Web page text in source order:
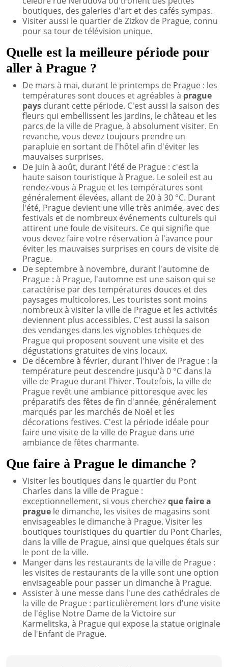
boutiques, des galeries d'art et des cafés sympas.
Visiter aussi le quartier de Zizkov de Prague, connu
pour sa tour de télévision unique.
Quelle est la meilleure période pour
aller à Prague ?
De mars à mai, durant le printemps de Prague : les
températures sont douces et agréables à prague
pays durant cette période. C'est aussi la saison des
fleurs qui embellissent les jardins, le château et les
parcs de la ville de Prague, à absolument visiter. En
revanche, vous devez toujours prendre un
parapluie en sortant de l'hôtel afin d'éviter les
mauvaises surprises.
De juin à août, durant l'été de Prague : c'est la
haute saison touristique à Prague. Le soleil est au
rendez-vous à Prague et les températures sont
généralement élevées, allant de 20 à 30 °C. Durant
l'été, Prague devient une ville très animée, avec des
festivals et de nombreux événements culturels qui
attirent une foule de visiteurs. Ce qui signifie que
vous devez faire votre réservation à l'avance pour
éviter les mauvaises surprises en cours de visite de
Prague.
De septembre à novembre, durant l'automne de
Prague : à Prague, l'automne est une saison qui se
caractérise par des températures douces et des
paysages multicolores. Les touristes sont moins
nombreux à visiter la ville de Prague et les activités
deviennent plus accessibles. C'est aussi la saison
des vendanges dans les vignobles tchèques de
Prague qui proposent souvent une visite et des
dégustations gratuites de vins locaux.
De décembre à février, durant l'hiver de Prague : la
température peut descendre jusqu'à 0 °C dans la
ville de Prague durant l'hiver. Toutefois, la ville de
Prague revêt une ambiance pittoresque avec les
préparatifs des fêtes de fin d'année, généralement
marqués par les marchés de Noël et les
décorations festives. C'est la période idéale pour
faire une visite de la ville de Prague dans une
ambiance de fêtes charmante.
Que faire à Prague le dimanche ?
Visiter les boutiques dans le quartier du Pont
Charles dans la ville de Prague :
exceptionnellement, si vous cherchezque faire a
prague le dimanche, les visites de magasins sont
envisageables le dimanche à Prague. Visiter les
boutiques touristiques du quartier du Pont Charles,
dans la ville de Prague, ainsi que quelques étals sur
le pont de la ville.
Manger dans les restaurants de la ville de Prague :
les visites de restaurants de la ville sont une option
envisageable pour passer un dimanche à Prague.
Assister à une messe dans l'une des cathédrales de
la ville de Prague : particulièrement lors d'une visite
de l'église Notre Dame de la Victoire sur
Karmelitska, à Prague qui expose la statue originale
de l'Enfant de Prague.